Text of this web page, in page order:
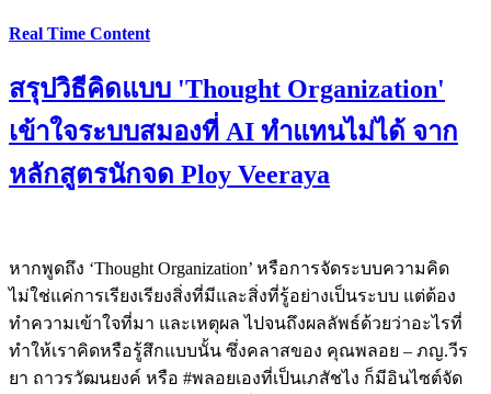
Real Time Content
สรุปวิธีคิดแบบ 'Thought Organization'
เข้าใจระบบสมองที่ AI ทำแทนไม่ได้ จาก
หลักสูตรนักจด Ploy Veeraya
หากพูดถึง ‘Thought Organization’ หรือการจัดระบบความคิด
ไม่ใช่แค่การเรียงเรียงสิ่งที่มีและสิ่งที่รู้อย่างเป็นระบบ แต่ต้อง
ทำความเข้าใจที่มา และเหตุผล ไปจนถึงผลลัพธ์ด้วยว่าอะไรที่
ทำให้เราคิดหรือรู้สึกแบบนั้น ซึ่งคลาสของ คุณพลอย – ภญ.วีร
ยา ถาวรวัฒนยงค์ หรือ #พลอยเองที่เป็นเภสัชไง ก็มีอินไซต์จัด